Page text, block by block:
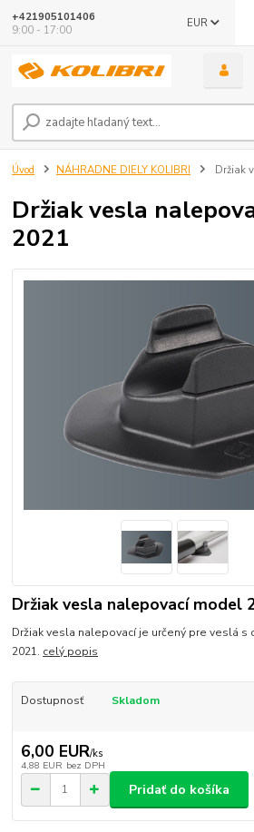
EUR
+421905101406
9:00 - 17:00
Úvod NÁHRADNE DIELY KOLIBRI Držiak
Držiak vesla
2021
Držiak vesla nalepovací model
Držiak vesla nalepovací je určený pre veslá s
2021. celý popis
Dostupnosť Skladom
6,00 EUR/ks
4,88 EUR bez DPH
Pridať do košíka